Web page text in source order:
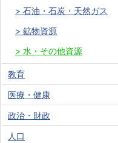
石油・石炭・天然ガス
鉱物資源
水・その他資源
教育
医療・健康
政治・財政
人口